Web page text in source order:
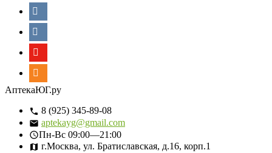
АптекаЮГ.ру
8 (925) 345-89-08
aptekayg@gmail.com
Пн-Вс 09:00—21:00
г.Москва, ул. Братиславская, д.16, корп.1